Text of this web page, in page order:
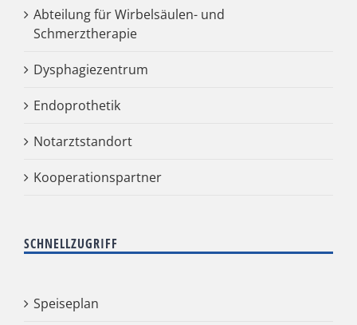
Abteilung für Wirbelsäulen- und
Schmerztherapie
Dysphagiezentrum
Endoprothetik
Notarztstandort
Kooperationspartner
SCHNELLZUGRIFF
Speiseplan